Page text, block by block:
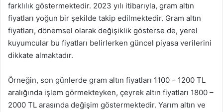
farklılık göstermektedir. 2023 yılı itibarıyla, gram altın
fiyatları yoğun bir şekilde takip edilmektedir. Gram altın
fiyatları, dönemsel olarak değişiklik gösterse de, yerel
kuyumcular bu fiyatları belirlerken güncel piyasa verilerini
dikkate almaktadır.
Örneğin, son günlerde gram altın fiyatları 1100 – 1200 TL
aralığında işlem görmekteyken, çeyrek altın fiyatları 1800 –
2000 TL arasında değişim göstermektedir. Yarım altın ve